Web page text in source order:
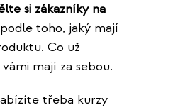
si zákazníky na
toho, jaký mají
Co už
mají za sebou.
třeba kurzy